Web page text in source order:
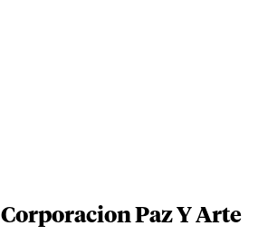
Corporacion Paz Y Arte